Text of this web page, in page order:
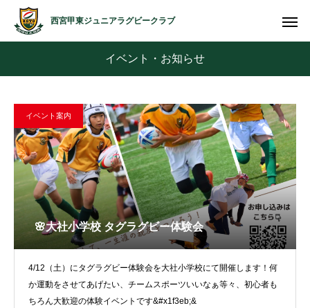
西宮甲東ジュニアラグビークラブ
イベント・お知らせ
イベント案内
🌸大社小学校 タグラグビー体験会
4/12（土）にタグラグビー体験会を大社小学校にて開催します！何
か運動をさせてあげたい、チームスポーツいいなぁ等々、初心者も
ちろん大歓迎の体験イベントです&#x1f3eb;&